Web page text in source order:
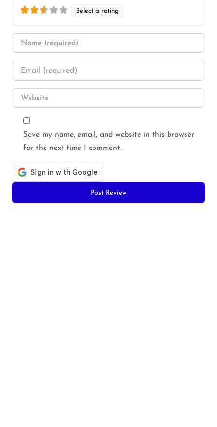
Select a rating
Name
Email
Website
Save my name, email, and website in this browser
for the next time I comment.